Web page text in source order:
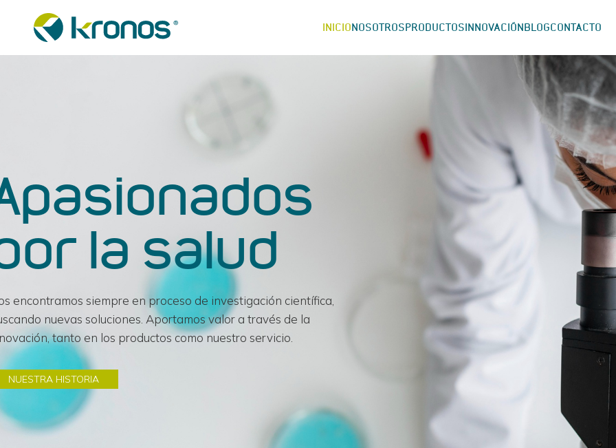
INICIONOSOTROSPRODUCTOSINNOVACIÓNBLOGCONTACTO
la salud
encontramos siempre en proceso de investigación científica,
nuevas soluciones. Aportamos valor a través de la
tanto en los productos como nuestro servicio.
NUESTRA HISTORIA